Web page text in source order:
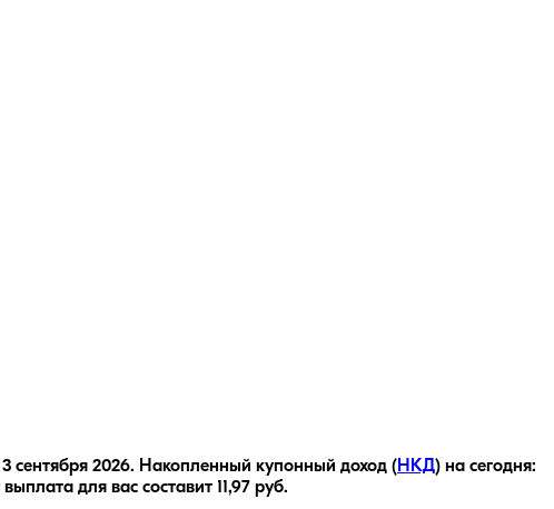
3 сентября 2026. Накопленный купонный доход ( НКД) на сегодня:
для вас составит 11,97 руб.